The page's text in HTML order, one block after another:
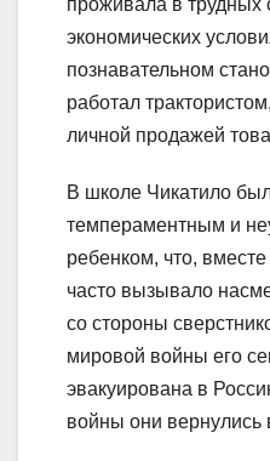
проживала в трудных
экономических
познавательном
работал
личной продажей
В школе Чикатило
темпераментным и
ребенком, что,
часто вызывало
со стороны
мировой войны его
эвакуирована в
войны они вернулись